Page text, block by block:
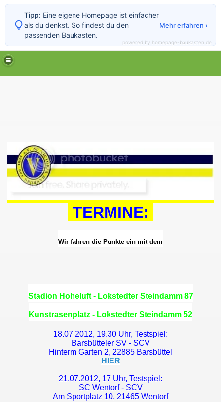
TERMINE:
Wir fahren die Punkte ein mit dem
Stadion Hoheluft - Lokstedter Steindamm 87
Kunstrasenplatz - Lokstedter Steindamm 52
18.07.2012, 19.30 Uhr, Testspiel:
Barsbütteler SV - SCV
Hinterm Garten 2, 22885 Barsbüttel
HIER
21.07.2012, 17 Uhr, Testspiel:
SC Wentorf - SCV
Am Sportplatz 10, 21465 Wentorf
Tipp: Eine eigene Homepage ist einfacher
als du denkst. So findest du den
passenden Baukasten.
Mehr erfahren ›
powered by homepage-baukasten.de